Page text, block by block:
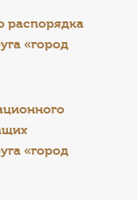
распорядка
«город
«город